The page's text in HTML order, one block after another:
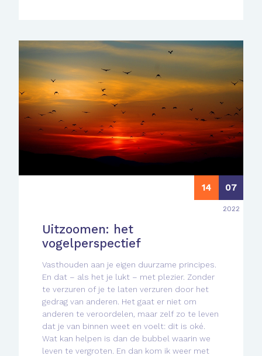
14 07
2022
Uitzoomen: het
vogelperspectief
Vasthouden aan je eigen duurzame principes.
En dat – als het je lukt – met plezier. Zonder
te verzuren of je te laten verzuren door het
gedrag van anderen. Het gaat er niet om
anderen te veroordelen, maar zelf zo te leven
dat je van binnen weet en voelt: dit is oké.
Wat kan helpen is dan de bubbel waarin we
leven te vergroten. En dan kom ik weer met